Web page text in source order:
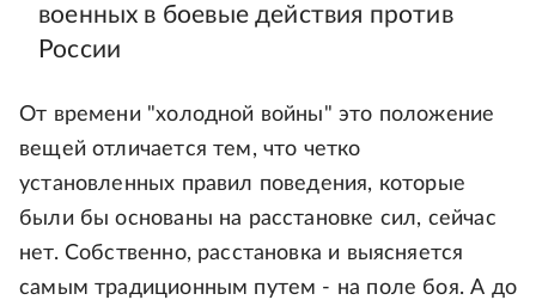
военных в боевые действия против
России
От времени "холодной войны" это положение
вещей отличается тем, что четко
установленных правил поведения, которые
были бы основаны на расстановке сил, сейчас
нет. Собственно, расстановка и выясняется
самым традиционным путем - на поле боя. А до